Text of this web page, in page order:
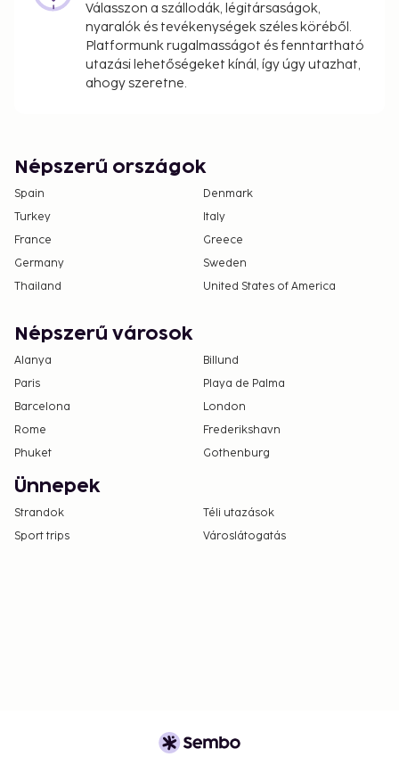
Válasszon a szállodák, légitársaságok,
nyaralók és tevékenységek széles köréből.
Platformunk rugalmasságot és fenntartható
utazási lehetőségeket kínál, így úgy utazhat,
ahogy szeretne.
Népszerű országok
Spain
Denmark
Turkey
Italy
France
Greece
Germany
Sweden
Thailand
United States of America
Népszerű városok
Alanya
Billund
Paris
Playa de Palma
Barcelona
London
Rome
Frederikshavn
Phuket
Gothenburg
Ünnepek
Strandok
Téli utazások
Sport trips
Városlátogatás